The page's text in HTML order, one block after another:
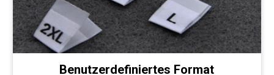
Benutzerdefiniertes Format